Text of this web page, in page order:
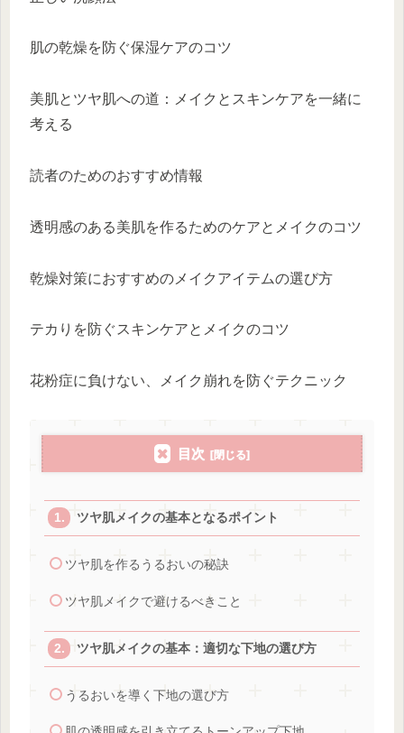
肌の乾燥を防ぐ保湿ケアのコツ
美肌とツヤ肌への道：メイクとスキンケアを一緒に
考える
読者のためのおすすめ情報
透明感のある美肌を作るためのケアとメイクのコツ
乾燥対策におすすめのメイクアイテムの選び方
テカりを防ぐスキンケアとメイクのコツ
花粉症に負けない、メイク崩れを防ぐテクニック
目次
ツヤ肌メイクの基本となるポイント
ツヤ肌を作るうるおいの秘訣
ツヤ肌メイクで避けるべきこと
ツヤ肌メイクの基本：適切な下地の選び方
うるおいを導く下地の選び方